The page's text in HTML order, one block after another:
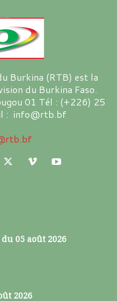
Burkina (RTB) est la
du Burkina Faso.
01 Tél : (+226) 25
: info@rtb.bf
05 août 2026
2026